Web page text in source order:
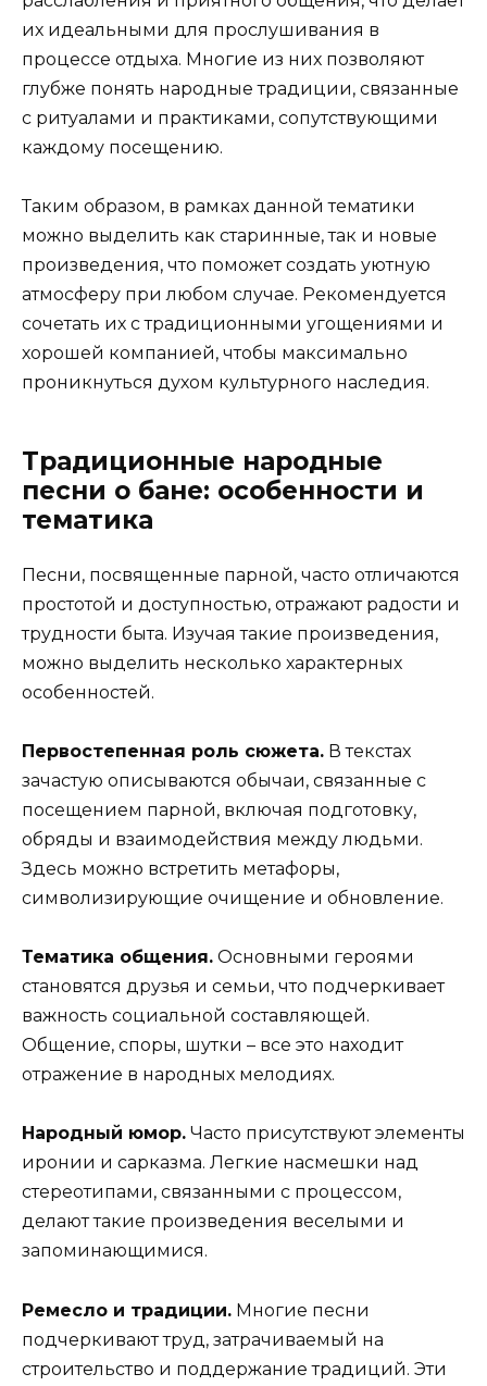
их идеальными для прослушивания в
процессе отдыха. Многие из них позволяют
глубже понять народные традиции, связанные
с ритуалами и практиками, сопутствующими
каждому посещению.
Таким образом, в рамках данной тематики
можно выделить как старинные, так и новые
произведения, что поможет создать уютную
атмосферу при любом случае. Рекомендуется
сочетать их с традиционными угощениями и
хорошей компанией, чтобы максимально
проникнуться духом культурного наследия.
Традиционные народные
песни о бане: особенности и
тематика
Песни, посвященные парной, часто отличаются
простотой и доступностью, отражают радости и
трудности быта. Изучая такие произведения,
можно выделить несколько характерных
особенностей.
Первостепенная роль сюжета. В текстах
зачастую описываются обычаи, связанные с
посещением парной, включая подготовку,
обряды и взаимодействия между людьми.
Здесь можно встретить метафоры,
символизирующие очищение и обновление.
Тематика общения. Основными героями
становятся друзья и семьи, что подчеркивает
важность социальной составляющей.
Общение, споры, шутки – все это находит
отражение в народных мелодиях.
Народный юмор. Часто присутствуют элементы
иронии и сарказма. Легкие насмешки над
стереотипами, связанными с процессом,
делают такие произведения веселыми и
запоминающимися.
Ремесло и традиции. Многие песни
подчеркивают труд, затрачиваемый на
строительство и поддержание традиций. Эти